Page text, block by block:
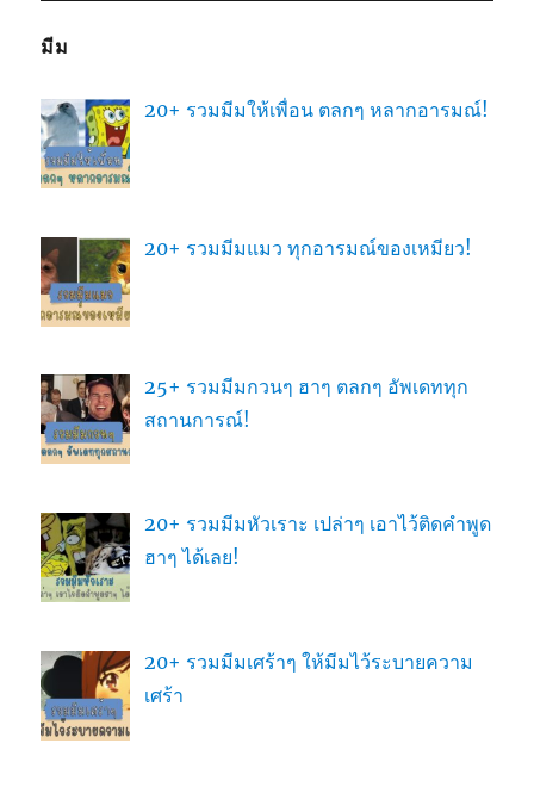
มีม
20+ รวมมีมให้เพื่อน ตลกๆ หลากอารมณ์!
20+ รวมมีมแมว ทุกอารมณ์ของเหมียว!
25+ รวมมีมกวนๆ ฮาๆ ตลกๆ อัพเดททุก
สถานการณ์!
20+ รวมมีมหัวเราะ เปล่าๆ เอาไว้ติดคำพูด
ฮาๆ ได้เลย!
20+ รวมมีมเศร้าๆ ให้มีมไว้ระบายความ
เศร้า